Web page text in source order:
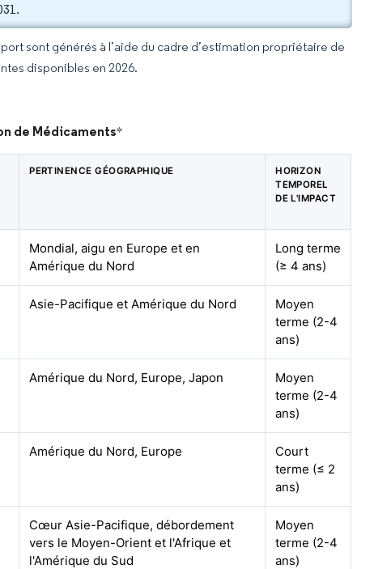
sont générés à l’aide du cadre d’estimation propriétaire de
disponibles en 2026.
de Médicaments*
PERTINENCE GÉOGRAPHIQUE
HORIZON
TEMPOREL
DE L'IMPACT
Mondial, aigu en Europe et en
Amérique du Nord
Long terme
(≥ 4 ans)
Asie-Pacifique et Amérique du Nord
Moyen
terme (2-4
ans)
Amérique du Nord, Europe, Japon
Moyen
terme (2-4
ans)
Amérique du Nord, Europe
Court
terme (≤ 2
ans)
Cœur Asie-Pacifique, débordement
vers le Moyen-Orient et l'Afrique et
l'Amérique du Sud
Moyen
terme (2-4
ans)